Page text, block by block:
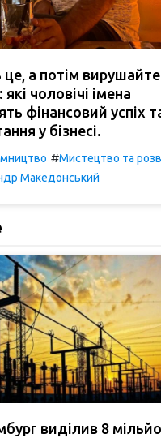
це, а потім
які чоловічі імена
фінансовий успіх
у бізнесі.
#Мистецтво та
Македонський
виділив 8